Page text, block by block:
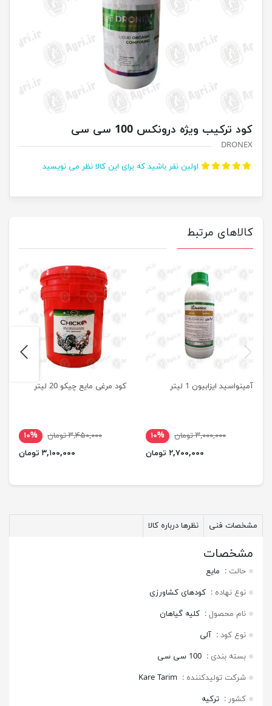
کود ترکیب ویژه درونکس 100 سی سی
DRONEX
اولین نفر باشید که برای این کالا نظر می نویسید
کالاهای مرتبط
آمینواسید ایزابیون 1 لیتر
۳,۰۰۰,۰۰۰ تومان
۱۰%
۲,۷۰۰,۰۰۰ تومان
کود مرغی مایع چیکو 20 لیتر
۳,۴۵۰,۰۰۰ تومان
۱۰%
۳,۱۰۰,۰۰۰ تومان
previus
مشخصات فنی نظرها درباره کالا
مشخصات
حالت
مایع
نوع نهاده
کودهای کشاورزی
نام محصول
کلیه گیاهان
نوع کود
آلی
بسته بندی
100 سی سی
شرکت تولیدکننده
Kare Tarim
کشور
ترکیه